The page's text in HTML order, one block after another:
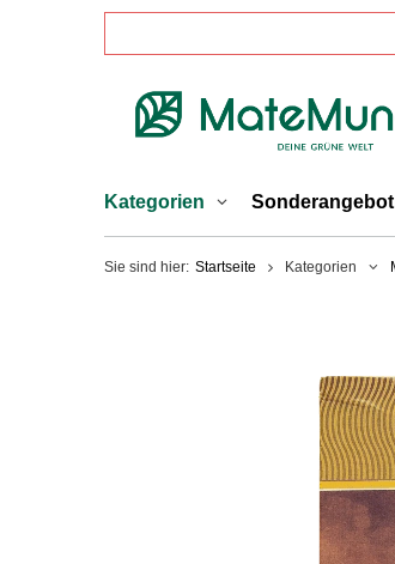
Kategorien Sonderangebot
Sie sind hier: Startseite Kategorien